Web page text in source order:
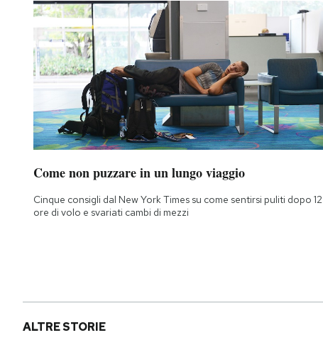
Come non puzzare in un lungo viaggio
Cinque consigli dal New York Times su come sentirsi puliti dopo 12
ore di volo e svariati cambi di mezzi
ALTRE STORIE